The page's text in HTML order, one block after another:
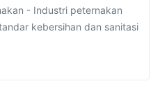
- Industri peternakan
kebersihan dan sanitasi